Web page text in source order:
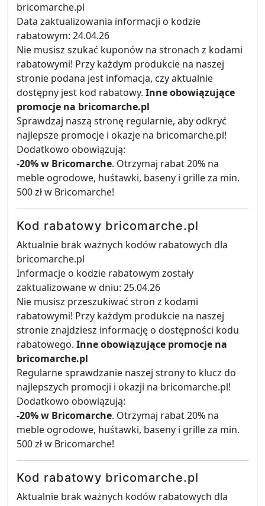
bricomarche.pl
Data zaktualizowania informacji o kodzie
rabatowym: 24.04.26
Nie musisz szukać kuponów na stronach z kodami
rabatowymi! Przy każdym produkcie na naszej
stronie podana jest infomacja, czy aktualnie
dostępny jest kod rabatowy. Inne obowiązujące
promocje na bricomarche.pl
Sprawdzaj naszą stronę regularnie, aby odkryć
najlepsze promocje i okazje na bricomarche.pl!
Dodatkowo obowiązują:
-20% w Bricomarche. Otrzymaj rabat 20% na
meble ogrodowe, huśtawki, baseny i grille za min.
500 zł w Bricomarche!
Kod rabatowy bricomarche.pl
Aktualnie brak ważnych kodów rabatowych dla
bricomarche.pl
Informacje o kodzie rabatowym zostały
zaktualizowane w dniu: 25.04.26
Nie musisz przeszukiwać stron z kodami
rabatowymi! Przy każdym produkcie na naszej
stronie znajdziesz informację o dostępności kodu
rabatowego. Inne obowiązujące promocje na
bricomarche.pl
Regularne sprawdzanie naszej strony to klucz do
najlepszych promocji i okazji na bricomarche.pl!
Dodatkowo obowiązują:
-20% w Bricomarche. Otrzymaj rabat 20% na
meble ogrodowe, huśtawki, baseny i grille za min.
500 zł w Bricomarche!
Kod rabatowy bricomarche.pl
Aktualnie brak ważnych kodów rabatowych dla